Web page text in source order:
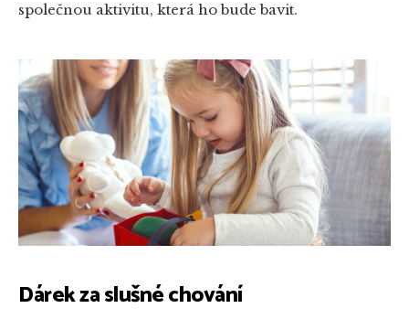
společnou aktivitu, která ho bude bavit.
Dárek za slušné chování